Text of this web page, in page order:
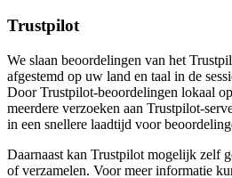
Trustpilot
We slaan beoordelingen van het
afgestemd op uw land en taal in de
Door Trustpilot-beoordelingen lokaal
meerdere verzoeken aan Trustpilot-
in een snellere laadtijd voor
Daarnaast kan Trustpilot mogelijk zelf
of verzamelen. Voor meer informatie